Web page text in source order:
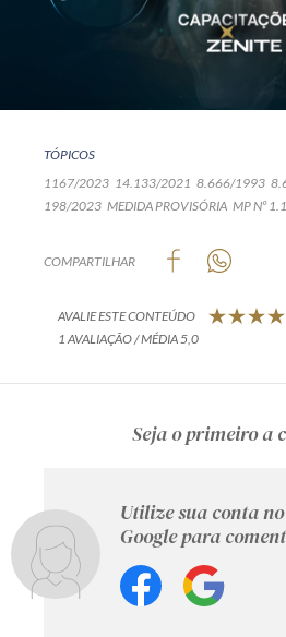
TÓPICOS
1167/2023 14.133/2021 8.666/1993
198/2023 MEDIDA PROVISÓRIA MP Nº
COMPARTILHAR
AVALIE ESTE CONTEÚDO
1 AVALIAÇÃO / MÉDIA 5,0
Seja o primeiro a
Utilize sua conta
Google para